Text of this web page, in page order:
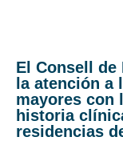
El Consell de
la atención a
mayores con
historia
residencias